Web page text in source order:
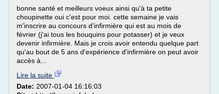
bonne santé et meilleurs voeux ainsi qu'à ta petite
choupinette oui c'est pour moi. cette semaine je vais
m'inscrire au concours d'infirmière qui est au mois de
février (j'ai tous les bouquins pour potasser) et je veux
devenir infirmière. Mais je crois avoir entendu quelque part
qu'au bout de 5 ans d'expérience d'infirmière on peut avoir
accès à...
Lire la suite
Date: 2007-01-04 16:16:03